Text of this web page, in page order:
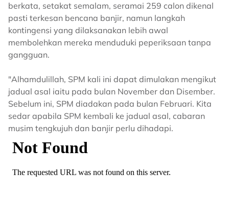
berkata, setakat semalam, seramai 259 calon dikenal
pasti terkesan bencana banjir, namun langkah
kontingensi yang dilaksanakan lebih awal
membolehkan mereka menduduki peperiksaan tanpa
gangguan.
"Alhamdulillah, SPM kali ini dapat dimulakan mengikut
jadual asal iaitu pada bulan November dan Disember.
Sebelum ini, SPM diadakan pada bulan Februari. Kita
sedar apabila SPM kembali ke jadual asal, cabaran
musim tengkujuh dan banjir perlu dihadapi.